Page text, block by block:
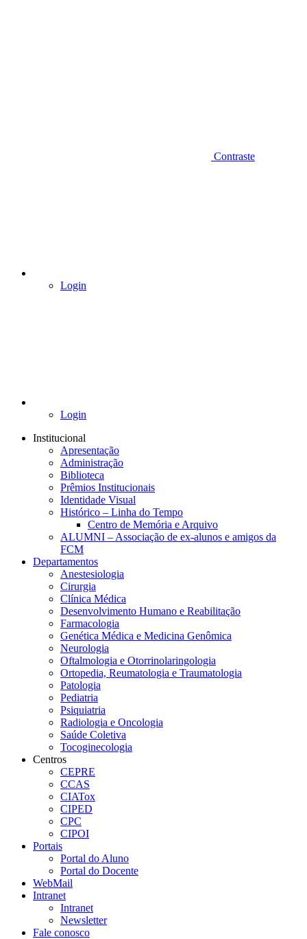
Contraste
Login
Login
Institucional
Apresentação
Administração
Biblioteca
Prêmios Institucionais
Identidade Visual
Histórico – Linha do Tempo
Centro de Memória e Arquivo
ALUMNI – Associação de ex-alunos e amigos da
FCM
Departamentos
Anestesiologia
Cirurgia
Clínica Médica
Desenvolvimento Humano e Reabilitação
Farmacologia
Genética Médica e Medicina Genômica
Neurologia
Oftalmologia e Otorrinolaringologia
Ortopedia, Reumatologia e Traumatologia
Patologia
Pediatria
Psiquiatria
Radiologia e Oncologia
Saúde Coletiva
Tocoginecologia
Centros
CEPRE
CCAS
CIATox
CIPED
CPC
CIPOI
Portais
Portal do Aluno
Portal do Docente
WebMail
Intranet
Intranet
Newsletter
Fale conosco